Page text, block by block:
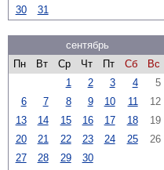
30
31
сентябрь
Пн
Вт Ср Чт Пт Сб
Вс
1
2 3 4
5
6
7 8 9 10 11
12
13
14 15 16 17 18
19
20
21 22 23 24 25
26
27
28 29 30